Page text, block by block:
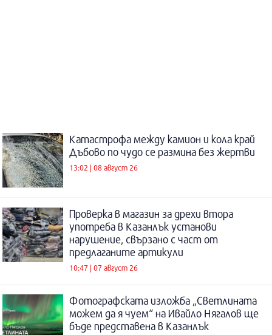
Катастрофа между камион и кола край
Дъбово по чудо се размина без жертви
13:02 | 08 август 26
Проверка в магазин за дрехи втора
употреба в Казанлък установи
нарушение, свързано с част от
предлаганите артикули
10:47 | 07 август 26
Фотографската изложба „Светлината
можем да я чуем“ на Ивайло Нягалов ще
бъде представена в Казанлък